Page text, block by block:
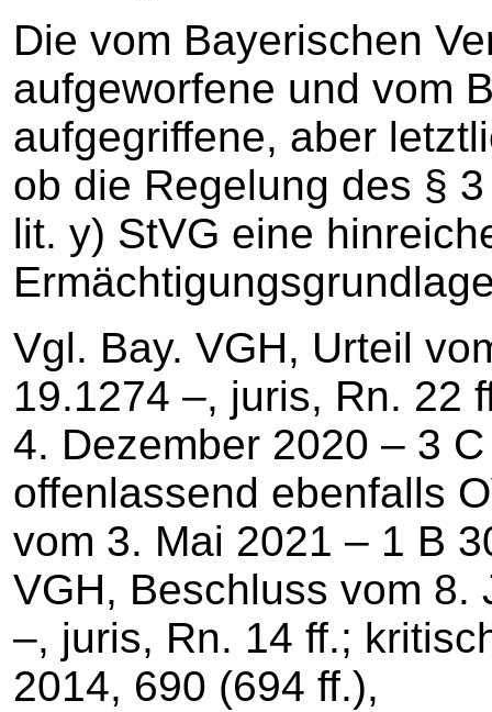
Die vom Bayerischen
aufgeworfene und vom
aufgegriffene, aber
ob die Regelung des §
lit. y) StVG eine
Vgl. Bay. VGH, Urteil
19.1274 ‒, juris, Rn. 22
4. Dezember 2020 – 3
offenlassend ebenfalls
vom 3. Mai 2021 – 1 B
VGH, Beschluss vom 8.
–, juris, Rn. 14 ff.;
2014, 690 (694 ff.),